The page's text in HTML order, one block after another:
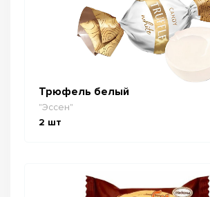
Трюфель белый
"Эссен"
2 шт